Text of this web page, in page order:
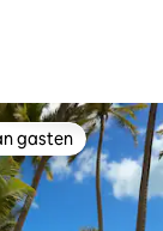
4,98 op 5, 159
gasten
gasten